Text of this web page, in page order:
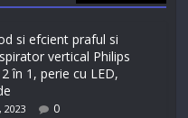
si efcient praful si
vertical Philips
în 1, perie cu LED,
2023 0